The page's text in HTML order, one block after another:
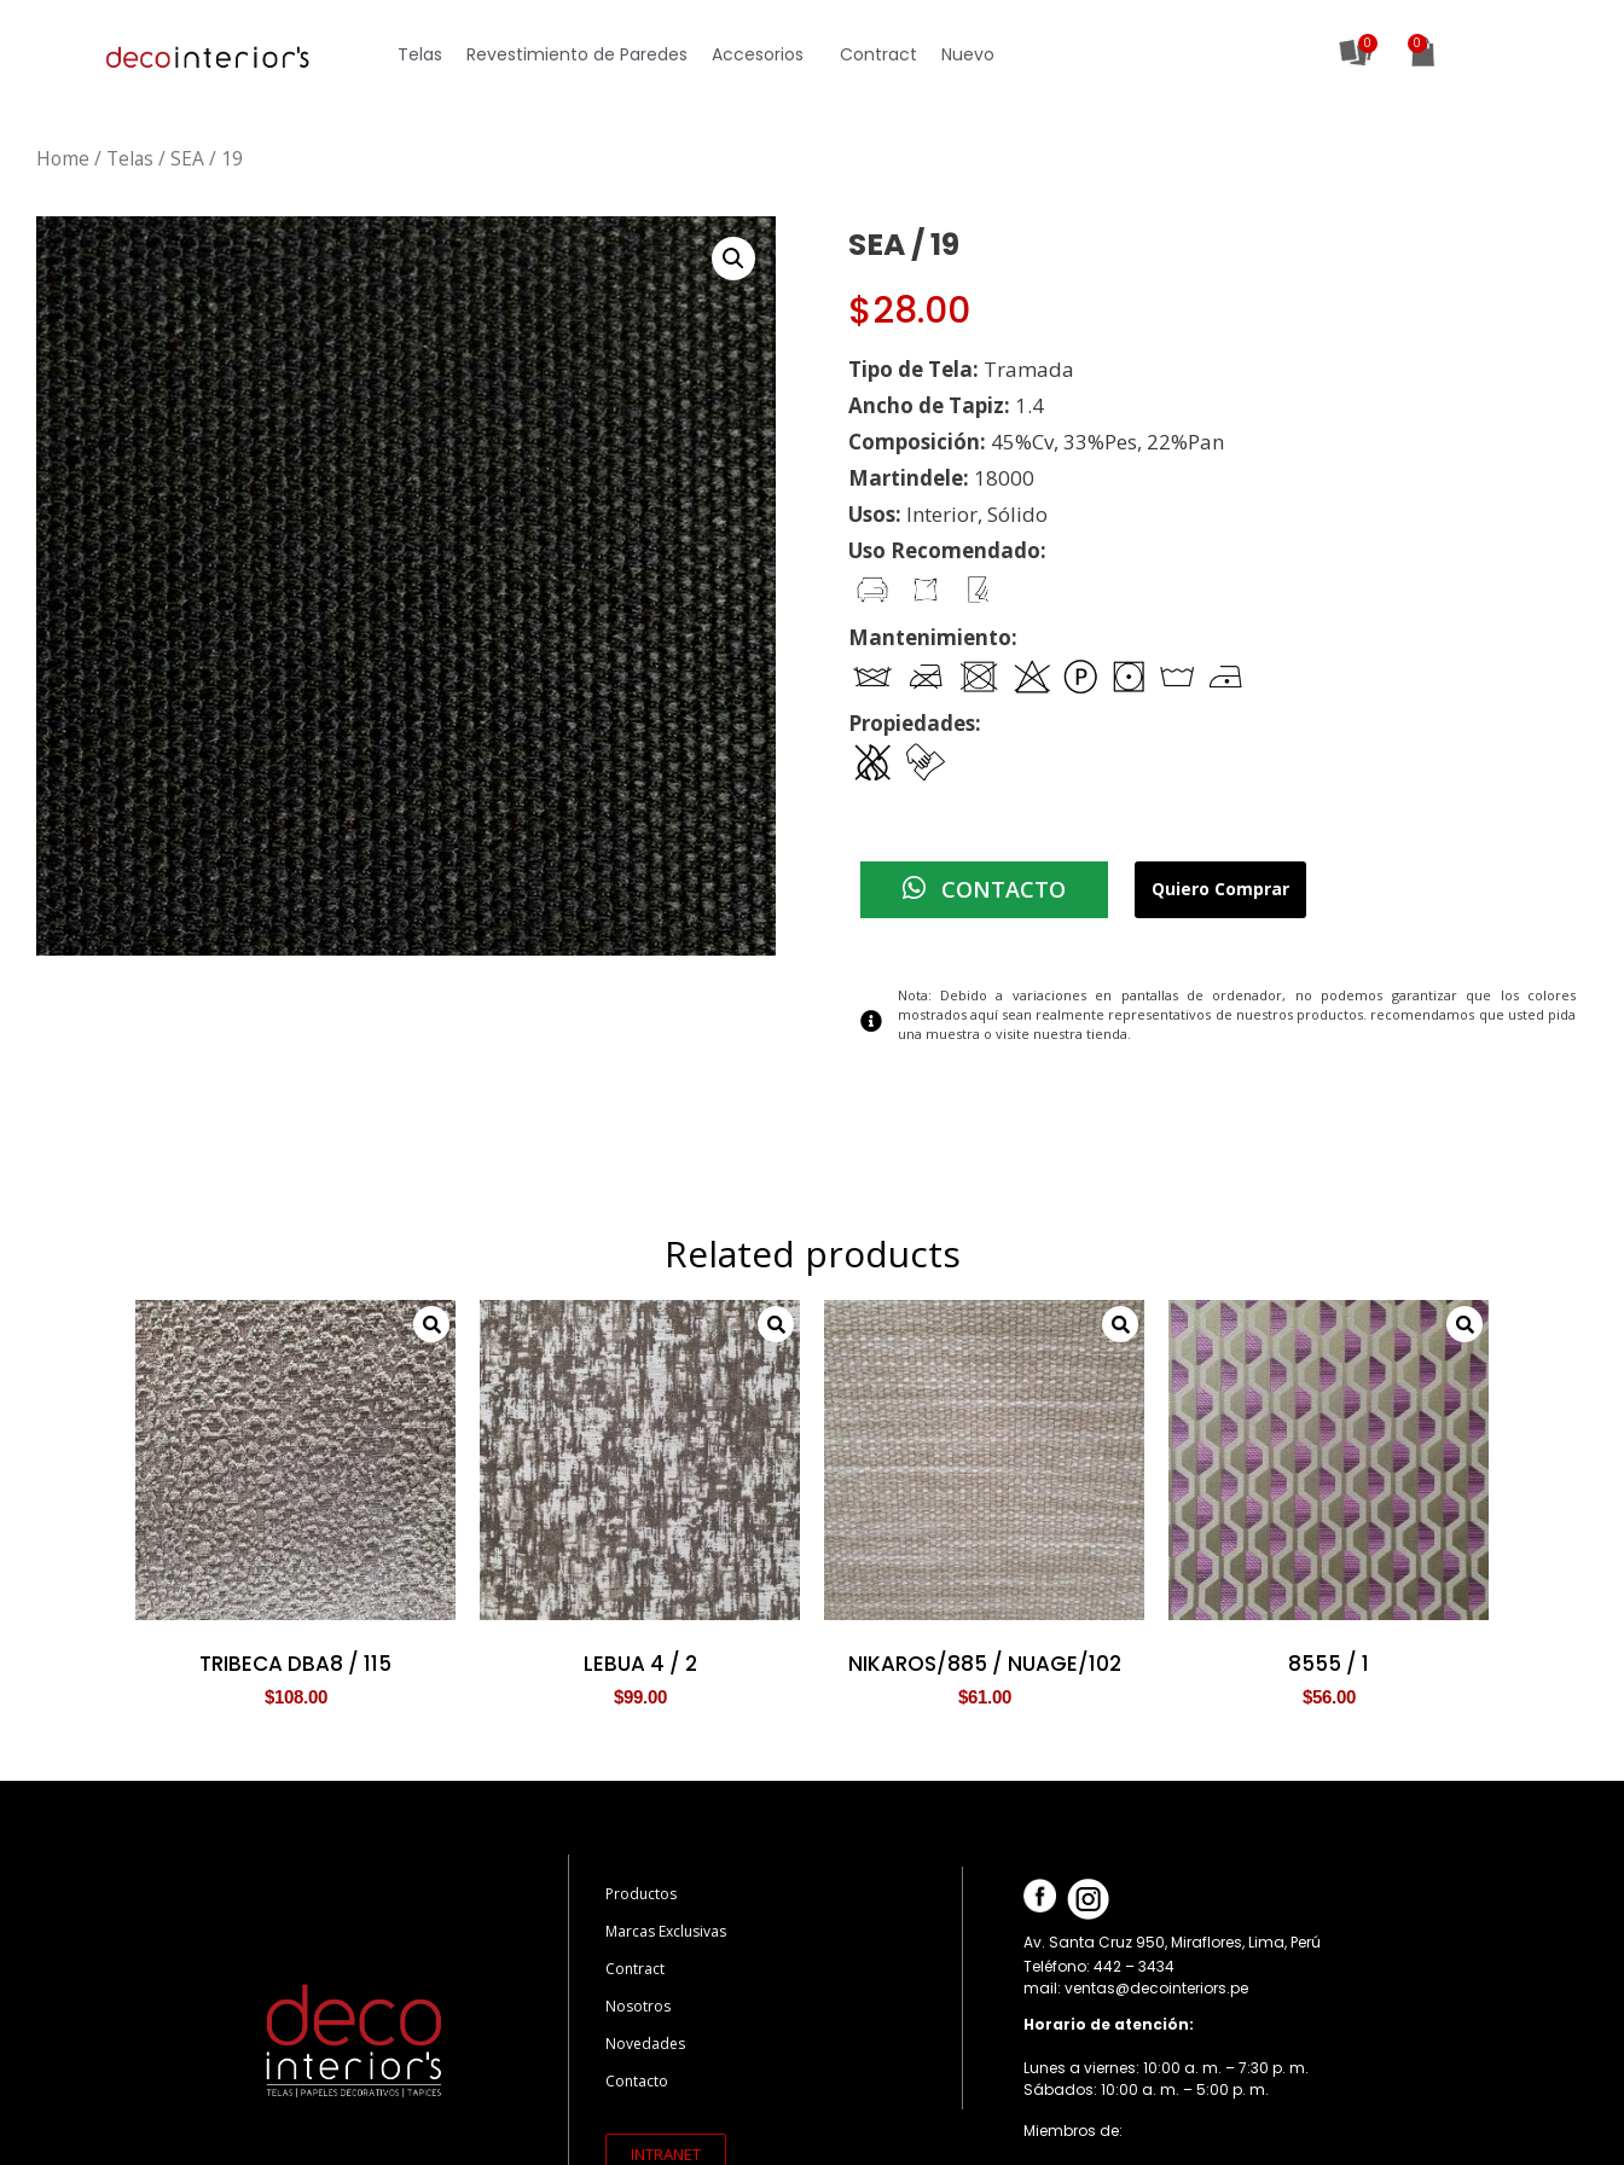
Telas Revestimiento de Paredes Accesorios Contract Nuevo 0
Home / Telas / SEA / 19
SEA / 19
$28.00
Tipo de Tela: Tramada
Ancho de Tapiz: 1.4
Composición: 45%Cv, 33%Pes, 22%Pan
Martindele: 18000
Usos: Interior, Sólido
Uso Recomendado:
Mantenimiento:
Propiedades:
CONTACTO Quiero Comprar
Nota: Debido a variaciones en pantallas de ordenador, no podemos garantizar que los colores
mostrados aquí sean realmente representativos de nuestros productos. recomendamos que usted pida
una muestra o visite nuestra tienda.
Related products
TRIBECA DBA8 / 115
$108.00
LEBUA 4 / 2
$99.00
NIKAROS/885 / NUAGE/102
$61.00
8555 / 1
$56.00
Productos
Marcas Exclusivas
Contract
Nosotros
Novedades
Contacto
INTRANET
Av. Santa Cruz 950, Miraflores, Lima, Perú
Teléfono: 442 – 3434
mail: ventas@decointeriors.pe
Horario de atención:
Lunes a viernes: 10:00 a. m. – 7:30 p. m.
Sábados: 10:00 a. m. – 5:00 p. m.
Miembros de: